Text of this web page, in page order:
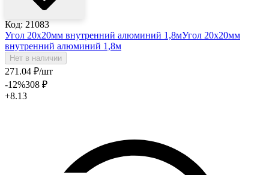
Код: 21083
Угол 20х20мм внутренний алюминий 1,8мУгол 20х20мм
внутренний алюминий 1,8м
Нет в наличии
271 .04 ₽/шт
-12%308 ₽
+8.13